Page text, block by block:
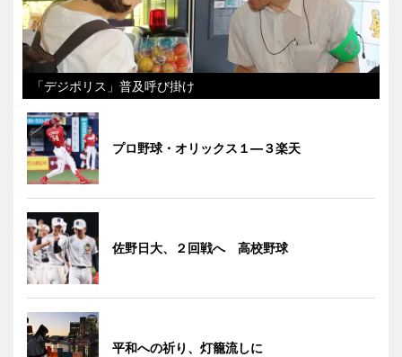
「デジポリス」普及呼び掛け
プロ野球・オリックス１―３楽天
佐野日大、２回戦へ 高校野球
平和への祈り、灯籠流しに